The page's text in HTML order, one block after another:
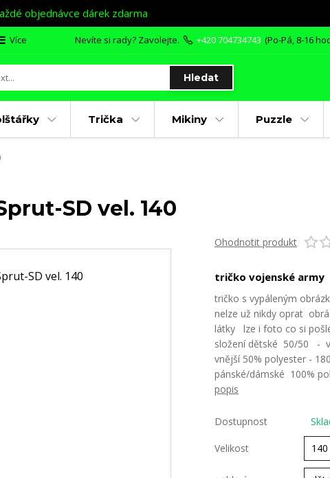
objednávce dárek zdarma
Více
Hledat
Nevíte si rady? Zavolejte. +420 704734743 (Po-Pá, 8-16
Trička Mikiny Puzzle
SD vel. 140
Ohodnotit produkt
tričko vojenské army
tričko s vypáleným
nelze už nikdy oprat
látky lze i foto co si
složení dětské 50/50 -
vnější 50% polyester -
pánské/dámské 100%
popis
Dostupnost
Velikost